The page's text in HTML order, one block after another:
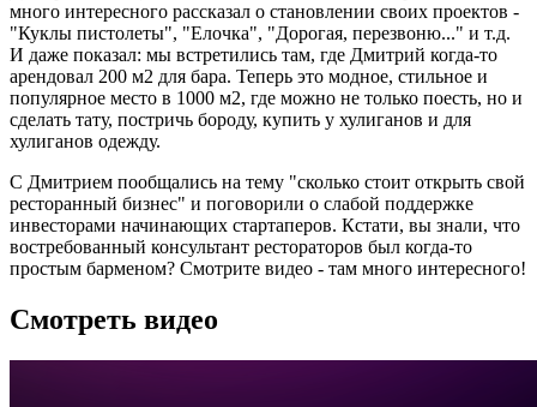
много интересного рассказал о становлении своих проектов -
"Куклы пистолеты", "Елочка", "Дорогая, перезвоню..." и т.д.
И даже показал: мы встретились там, где Дмитрий когда-то
арендовал 200 м2 для бара. Теперь это модное, стильное и
популярное место в 1000 м2, где можно не только поесть, но и
сделать тату, постричь бороду, купить у хулиганов и для
хулиганов одежду.
С Дмитрием пообщались на тему "сколько стоит открыть свой
ресторанный бизнес" и поговорили о слабой поддержке
инвесторами начинающих стартаперов. Кстати, вы знали, что
востребованный консультант рестораторов был когда-то
простым барменом? Смотрите видео - там много интересного!
Смотреть видео